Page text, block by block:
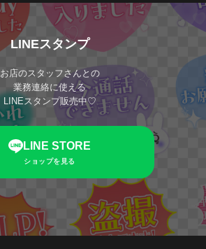
LINEスタンプ
お店のスタッフさんとの
業務連絡に使える
LINEスタンプ販売中♡
LINE STORE
ショップを見る